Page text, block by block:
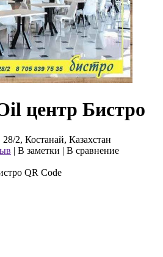
центр Бистро
2, Костанай, Казахстан
| В заметки | В сравнение